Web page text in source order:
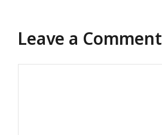
Leave a Comment